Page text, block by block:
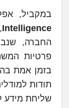
במקביל,
Intelligence
החברה,
פרטיות
תודות
שליחת מידע